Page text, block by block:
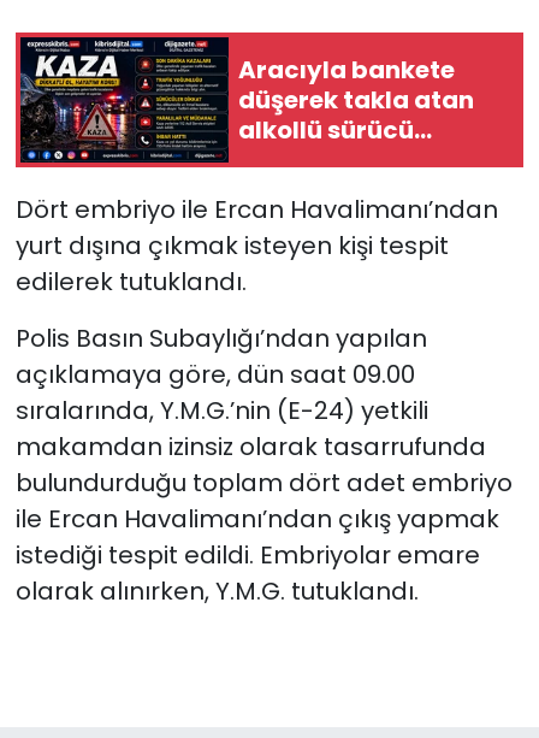
Aracıyla bankete
düşerek takla atan
alkollü sürücü
yaralandı
Dört embriyo ile Ercan Havalimanı’ndan
yurt dışına çıkmak isteyen kişi tespit
edilerek tutuklandı.
Polis Basın Subaylığı’ndan yapılan
açıklamaya göre, dün saat 09.00
sıralarında, Y.M.G.’nin (E-24) yetkili
makamdan izinsiz olarak tasarrufunda
bulundurduğu toplam dört adet embriyo
ile Ercan Havalimanı’ndan çıkış yapmak
istediği tespit edildi. Embriyolar emare
olarak alınırken, Y.M.G. tutuklandı.
Otomobil Dünyası
Politika
SAĞLIK
Spor
TÜRKiYE
Video Galeri
YAŞAM
Yazarlar